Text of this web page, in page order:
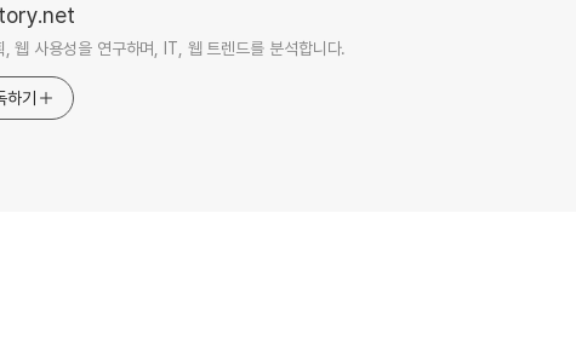
, 웹 사용성을 연구하며, IT, 웹 트렌드를 분석합니다.
하기